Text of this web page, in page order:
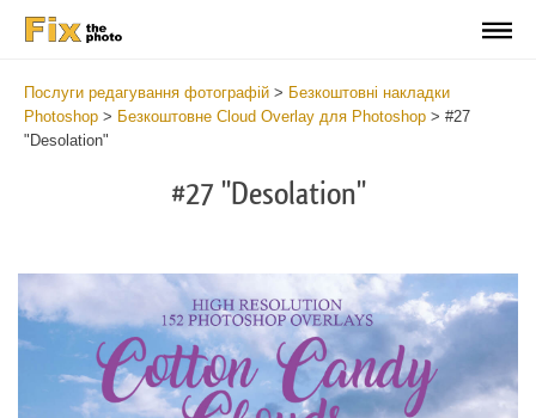
Послуги редагування фотографій > Безкоштовні накладки
Photoshop > Безкоштовне Cloud Overlay для Photoshop > #27
"Desolation"
#27 "Desolation"